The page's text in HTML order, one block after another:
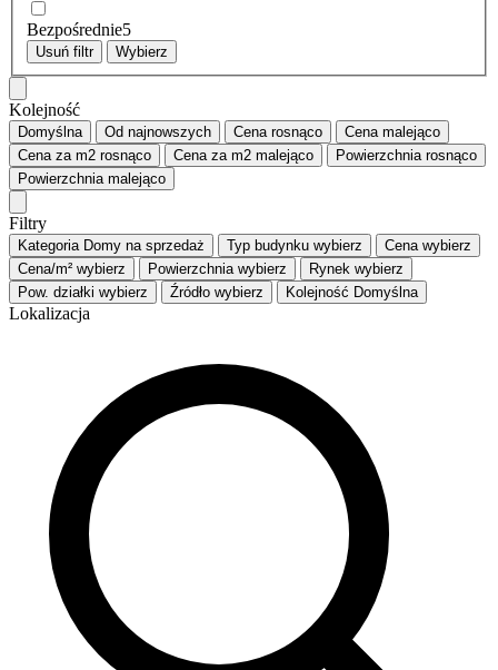
Bezpośrednie5
Usuń filtr Wybierz
Kolejność
Domyślna Od najnowszych Cena rosnąco Cena malejąco
Cena za m2 rosnąco Cena za m2 malejąco Powierzchnia rosnąco
Powierzchnia malejąco
Filtry
Kategoria Domy na sprzedaż Typ budynku wybierz Cena wybierz
Cena/m² wybierz Powierzchnia wybierz Rynek wybierz
Pow. działki wybierz Źródło wybierz Kolejność Domyślna
Lokalizacja